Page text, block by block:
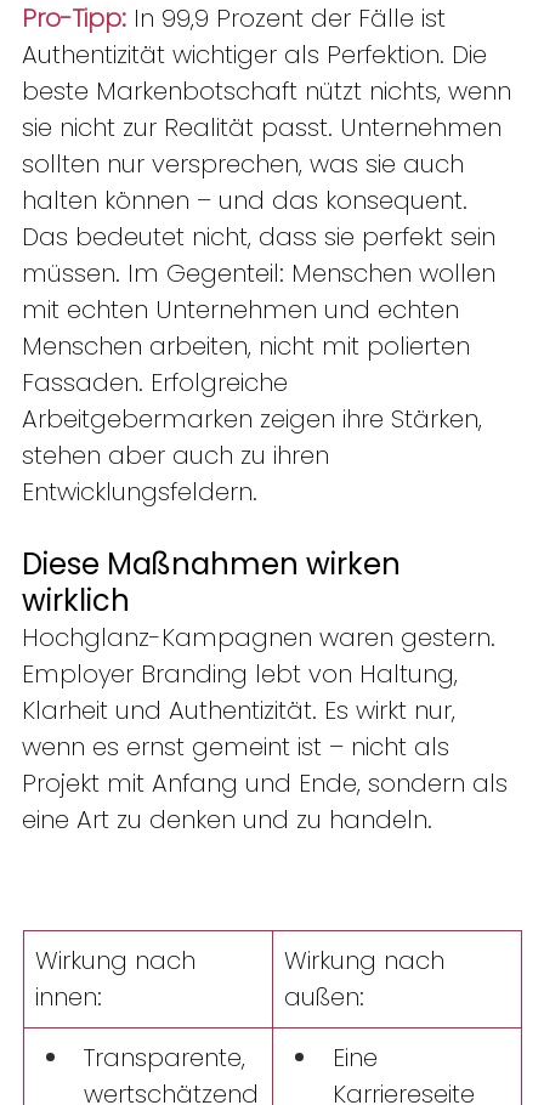
Pro-Tipp: In 99,9 Prozent der Fälle ist
Authentizität wichtiger als Perfektion. Die
beste Markenbotschaft nützt nichts, wenn
sie nicht zur Realität passt. Unternehmen
sollten nur versprechen, was sie auch
halten können – und das konsequent.
Das bedeutet nicht, dass sie perfekt sein
müssen. Im Gegenteil: Menschen wollen
mit echten Unternehmen und echten
Menschen arbeiten, nicht mit polierten
Fassaden. Erfolgreiche
Arbeitgebermarken zeigen ihre Stärken,
stehen aber auch zu ihren
Entwicklungsfeldern.
Diese Maßnahmen wirken
wirklich
Hochglanz-Kampagnen waren gestern.
Employer Branding lebt von Haltung,
Klarheit und Authentizität. Es wirkt nur,
wenn es ernst gemeint ist – nicht als
Projekt mit Anfang und Ende, sondern als
eine Art zu denken und zu handeln.
Wirkung nach
innen:
Wirkung nach
außen:
Transparente,
wertschätzend
Eine
Karriereseite